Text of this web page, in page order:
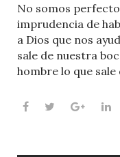
No somos
imprudencia de
a Dios que nos
sale de nuestra
hombre lo que sale
Facebook
Twitter